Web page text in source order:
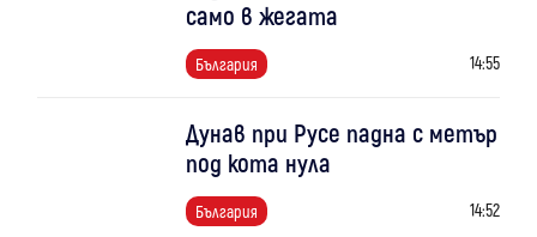
само в жегата
България 14:55
Дунав при Русе падна с метър
под кота нула
България 14:52